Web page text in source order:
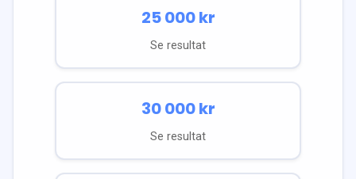
25 000kr
Se resultat
30 000kr
Se resultat